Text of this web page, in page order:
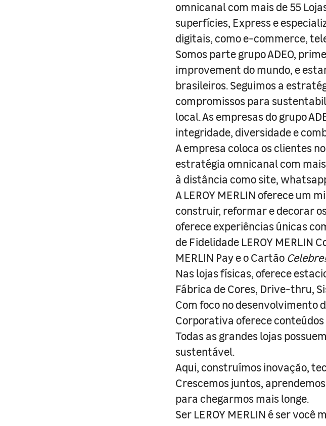
omnicanal com mais de 55
superfícies, Express e
digitais, como e-commerce,
Somos parte grupo ADEO,
improvement do mundo, e
brasileiros. Seguimos a
compromissos para
local. As empresas do grupo
integridade, diversidade e
A empresa coloca os clientes
estratégia omnicanal com
à distância como site,
A LEROY MERLIN oferece um
construir, reformar e decorar
oferece experiências únicas
de Fidelidade LEROY MERLIN
MERLIN Pay e o Cartão Celebre!
Nas lojas físicas, oferece
Fábrica de Cores, Drive-thru,
Com foco no desenvolvimento
Corporativa oferece
Todas as grandes lojas
sustentável.
Aqui, construímos inovação,
Crescemos juntos,
para chegarmos mais longe.
Ser LEROY MERLIN é ser você